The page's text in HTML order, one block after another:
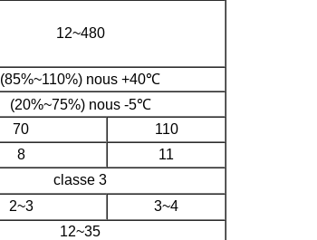
12~480
(85%~110%) nous +40℃
(20%~75%) nous -5℃
70
110
8
11
classe 3
2~3
3~4
12~35